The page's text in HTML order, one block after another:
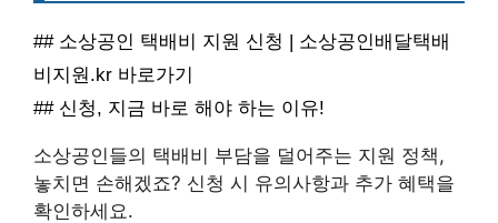
## 소상공인 택배비 지원 신청 | 소상공인배달택배
비지원.kr 바로가기
## 신청, 지금 바로 해야 하는 이유!
소상공인들의 택배비 부담을 덜어주는 지원 정책,
놓치면 손해겠죠? 신청 시 유의사항과 추가 혜택을
확인하세요.